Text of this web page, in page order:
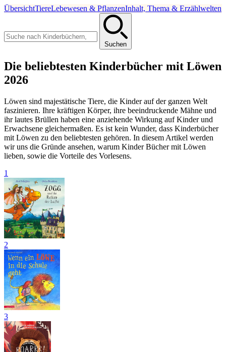
ÜbersichtTiereLebewesen & PflanzenInhalt, Thema & Erzählwelten
Suchen
Die beliebtesten Kinderbücher mit Löwen
2026
Löwen sind majestätische Tiere, die Kinder auf der ganzen Welt
faszinieren. Ihre kräftigen Körper, ihre beeindruckende Mähne und
ihr lautes Brüllen haben eine anziehende Wirkung auf Kinder und
Erwachsene gleichermaßen. Es ist kein Wunder, dass Kinderbücher
mit Löwen zu den beliebtesten gehören. In diesem Artikel werden
wir uns die Gründe ansehen, warum Kinder Bücher mit Löwen
lieben, sowie die Vorteile des Vorlesens.
1
2
3